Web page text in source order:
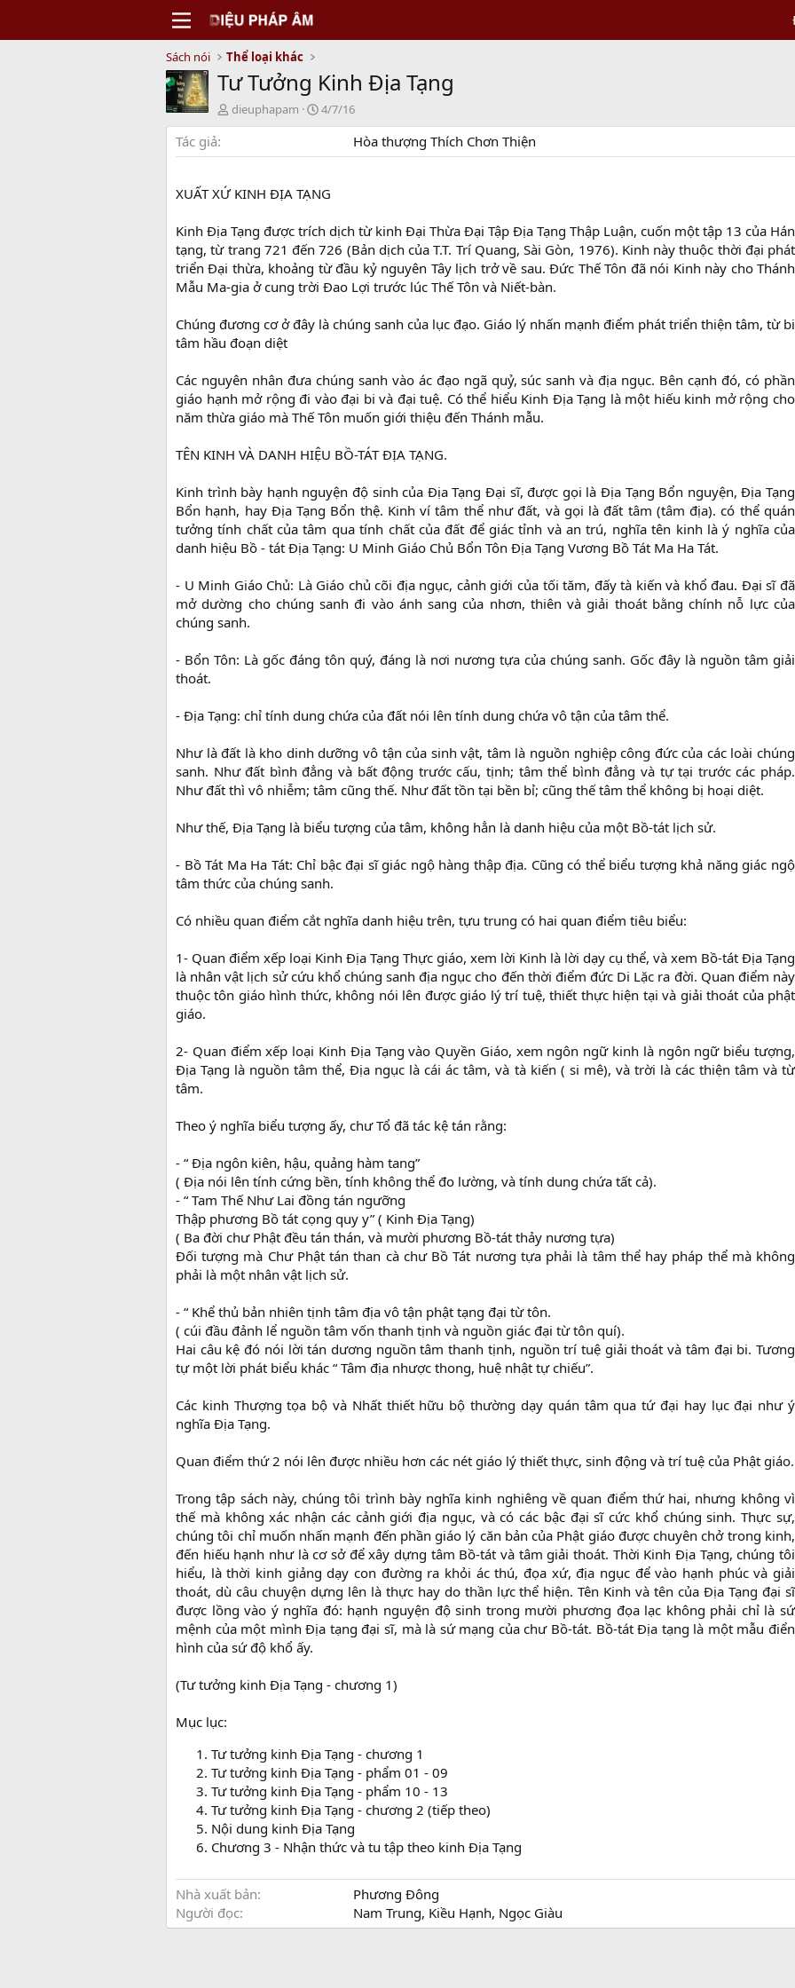
Sách nói Thể loại khác
Tư Tưởng Kinh Địa Tạng
N
g
ờ
g
dieuphapam
C
r
a
i
d
a
t
e
4/7/16
Tác giả Hòa thượng Thích Chơn Thiện
XUẤT XỨ KINH ĐỊA TẠNG
Kinh Địa Tạng được trích dịch từ kinh Đại Thừa Đại Tập Địa Tạng Thập Luận, cuốn một tập 13 của Hán
tạng, từ trang 721 đến 726 (Bản dịch của T.T. Trí Quang, Sài Gòn, 1976). Kinh này thuộc thời đại phát
triển Đại thừa, khoảng từ đầu kỷ nguyên Tây lịch trở về sau. Đức Thế Tôn đã nói Kinh này cho Thánh
Mẫu Ma-gia ở cung trời Đao Lợi trước lúc Thế Tôn và Niết-bàn.
Chúng đương cơ ở đây là chúng sanh của lục đạo. Giáo lý nhấn mạnh điểm phát triển thiện tâm, từ bi
tâm hầu đoạn diệt
Các nguyên nhân đưa chúng sanh vào ác đạo ngã quỷ, súc sanh và địa ngục. Bên cạnh đó, có phần
giáo hạnh mở rộng đi vào đại bi và đại tuệ. Có thể hiểu Kinh Địa Tạng là một hiếu kinh mở rộng cho
năm thừa giáo mà Thế Tôn muốn giới thiệu đến Thánh mẫu.
TÊN KINH VÀ DANH HIỆU BỒ-TÁT ĐỊA TẠNG.
Kinh trình bày hạnh nguyện độ sinh của Địa Tạng Đại sĩ, được gọi là Địa Tạng Bổn nguyện, Địa Tạng
Bổn hạnh, hay Địa Tạng Bổn thệ. Kinh ví tâm thể như đất, và gọi là đất tâm (tâm địa). có thể quán
tưởng tính chất của tâm qua tính chất của đất để giác tỉnh và an trú, nghĩa tên kinh là ý nghĩa của
danh hiệu Bồ - tát Địa Tạng: U Minh Giáo Chủ Bổn Tôn Địa Tạng Vương Bồ Tát Ma Ha Tát.
- U Minh Giáo Chủ: Là Giáo chủ cõi địa ngục, cảnh giới của tối tăm, đấy tà kiến và khổ đau. Đại sĩ đã
mở dường cho chúng sanh đi vào ánh sang của nhơn, thiên và giải thoát bằng chính nỗ lực của
chúng sanh.
- Bổn Tôn: Là gốc đáng tôn quý, đáng là nơi nương tựa của chúng sanh. Gốc đây là nguồn tâm giải
thoát.
- Địa Tạng: chỉ tính dung chứa của đất nói lên tính dung chứa vô tận của tâm thể.
Như là đất là kho dinh dưỡng vô tận của sinh vật, tâm là nguồn nghiệp công đức của các loài chúng
sanh. Như đất bình đẳng và bất động trước cấu, tịnh; tâm thể bình đẳng và tự tại trước các pháp.
Như đất thì vô nhiễm; tâm cũng thế. Như đất tồn tại bền bỉ; cũng thế tâm thể không bị hoại diệt.
Như thế, Địa Tạng là biểu tượng của tâm, không hẳn là danh hiệu của một Bồ-tát lịch sử.
- Bồ Tát Ma Ha Tát: Chỉ bậc đại sĩ giác ngộ hàng thập địa. Cũng có thể biểu tượng khả năng giác ngộ
tâm thức của chúng sanh.
Có nhiều quan điểm cắt nghĩa danh hiệu trên, tựu trung có hai quan điểm tiêu biểu:
1- Quan điểm xếp loại Kinh Địa Tạng Thực giáo, xem lời Kinh là lời dạy cụ thể, và xem Bồ-tát Địa Tạng
là nhân vật lịch sử cứu khổ chúng sanh địa ngục cho đến thời điểm đức Di Lặc ra đời. Quan điểm này
thuộc tôn giáo hình thức, không nói lên được giáo lý trí tuệ, thiết thực hiện tại và giải thoát của phật
giáo.
2- Quan điểm xếp loại Kinh Địa Tạng vào Quyền Giáo, xem ngôn ngữ kinh là ngôn ngữ biểu tượng,
Địa Tạng là nguồn tâm thể, Địa ngục là cái ác tâm, và tà kiến ( si mê), và trời là các thiện tâm và từ
tâm.
Theo ý nghĩa biểu tượng ấy, chư Tổ đã tác kệ tán rằng:
- “ Địa ngôn kiên, hậu, quảng hàm tang”
( Địa nói lên tính cứng bền, tính không thể đo lường, và tính dung chứa tất cả).
- “ Tam Thế Như Lai đồng tán ngưỡng
Thập phương Bồ tát cọng quy y” ( Kinh Địa Tạng)
( Ba đời chư Phật đều tán thán, và mười phương Bồ-tát thảy nương tựa)
Đối tượng mà Chư Phật tán than cà chư Bồ Tát nương tựa phải là tâm thể hay pháp thể mà không
phải là một nhân vật lịch sử.
- “ Khể thủ bản nhiên tịnh tâm địa vô tận phật tạng đại từ tôn.
( cúi đầu đảnh lể nguồn tâm vốn thanh tịnh và nguồn giác đại từ tôn quí).
Hai câu kệ đó nói lời tán dương nguồn tâm thanh tịnh, nguồn trí tuệ giải thoát và tâm đại bi. Tương
tự một lời phát biểu khác “ Tâm địa nhược thong, huệ nhật tự chiếu”.
Các kinh Thượng tọa bộ và Nhất thiết hữu bộ thường dạy quán tâm qua tứ đại hay lục đại như ý
nghĩa Địa Tạng.
Quan điểm thứ 2 nói lên được nhiều hơn các nét giáo lý thiết thực, sinh động và trí tuệ của Phật giáo.
Trong tập sách này, chúng tôi trình bày nghĩa kinh nghiêng về quan điểm thứ hai, nhưng không vì
thế mà không xác nhận các cảnh giới địa ngục, và có các bậc đại sĩ cức khổ chúng sinh. Thực sự,
chúng tôi chỉ muốn nhấn mạnh đến phần giáo lý căn bản của Phật giáo được chuyên chở trong kinh,
đến hiếu hạnh như là cơ sở để xây dựng tâm Bồ-tát và tâm giải thoát. Thời Kinh Địa Tạng, chúng tôi
hiểu, là thời kinh giảng dạy con đường ra khỏi ác thú, đọa xứ, địa ngục để vào hạnh phúc và giải
thoát, dù câu chuyện dựng lên là thực hay do thần lực thể hiện. Tên Kinh và tên của Địa Tạng đại sĩ
được lồng vào ý nghĩa đó: hạnh nguyện độ sinh trong mười phương đọa lạc không phải chỉ là sứ
mệnh của một mình Địa tạng đại sĩ, mà là sứ mạng của chư Bồ-tát. Bồ-tát Địa tạng là một mẫu điển
hình của sứ độ khổ ấy.
(Tư tưởng kinh Địa Tạng - chương 1)
Mục lục:
Tư tưởng kinh Địa Tạng - chương 1
Tư tưởng kinh Địa Tạng - phẩm 01 - 09
Tư tưởng kinh Địa Tạng - phẩm 10 - 13
Tư tưởng kinh Địa Tạng - chương 2 (tiếp theo)
Nội dung kinh Địa Tạng
Chương 3 - Nhận thức và tu tập theo kinh Địa Tạng
Nhà xuất bản
Phương Đông
Người đọc
Nam Trung, Kiều Hạnh, Ngọc Giàu